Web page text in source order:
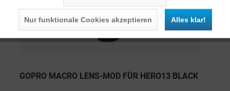
GOPRO MACRO LENS-MOD FÜR HERO13 BLACK
Nur funktionale Cookies akzeptieren Alles klar!